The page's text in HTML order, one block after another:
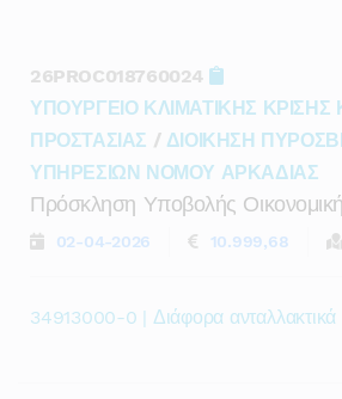
26PROC018760024
ΥΠΟΥΡΓΕΙΟ ΚΛΙΜΑΤΙΚΗΣ ΚΡΙΣΗΣ
ΠΡΟΣΤΑΣΙΑΣ / ΔΙΟΙΚΗΣΗ
ΥΠΗΡΕΣΙΩΝ ΝΟΜΟΥ ΑΡΚΑΔΙΑΣ
Πρόσκληση Υποβολής
02-04-2026 10.999,68
34913000-0 | Διάφορα ανταλλακτικά